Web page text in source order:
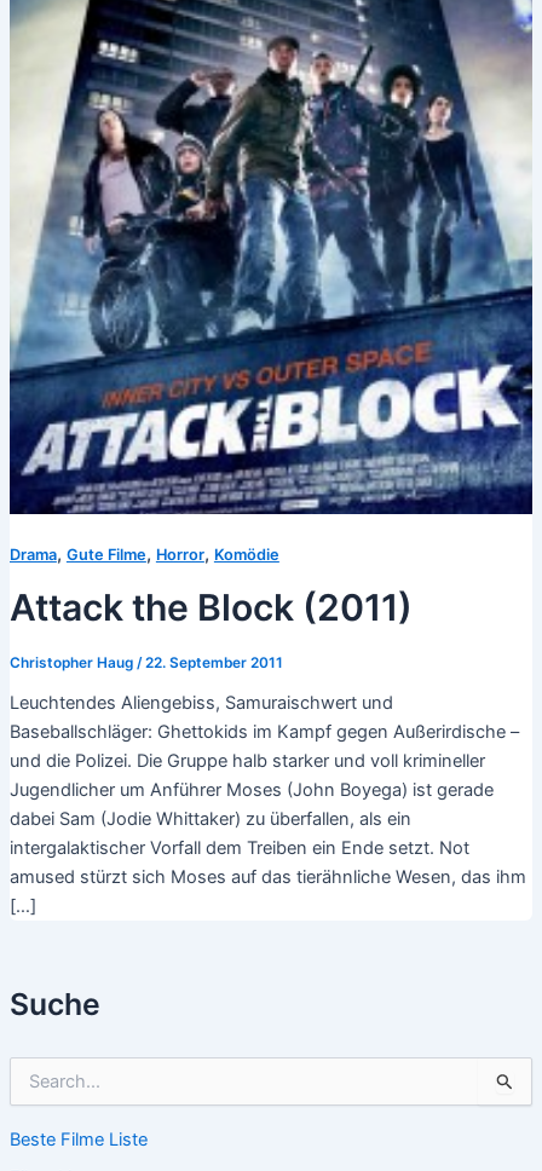
Suche
h
Beste Filme Liste
Drama, Gute Filme, Horror, Komödie
Attack the Block (2011)
Christopher Haug /22. September 2011
Leuchtendes Aliengebiss, Samuraischwert und
Baseballschläger: Ghettokids im Kampf gegen Außerirdische –
und die Polizei. Die Gruppe halb starker und voll krimineller
Jugendlicher um Anführer Moses (John Boyega) ist gerade
dabei Sam (Jodie Whittaker) zu überfallen, als ein
intergalaktischer Vorfall dem Treiben ein Ende setzt. Not
amused stürzt sich Moses auf das tierähnliche Wesen, das ihm
[…]